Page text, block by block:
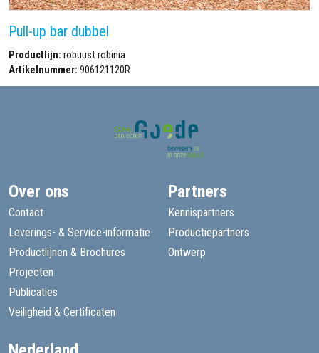
Pull-up bar dubbel
Productlijn: robuust robinia
Artikelnummer: 906121120R
Over ons
Contact
Leverings- & Service-informatie
Productlijnen & Brochures
Projecten
Publicaties
Veiligheid & Certificaten
Partners
Kennispartners
Productiepartners
Ontwerp